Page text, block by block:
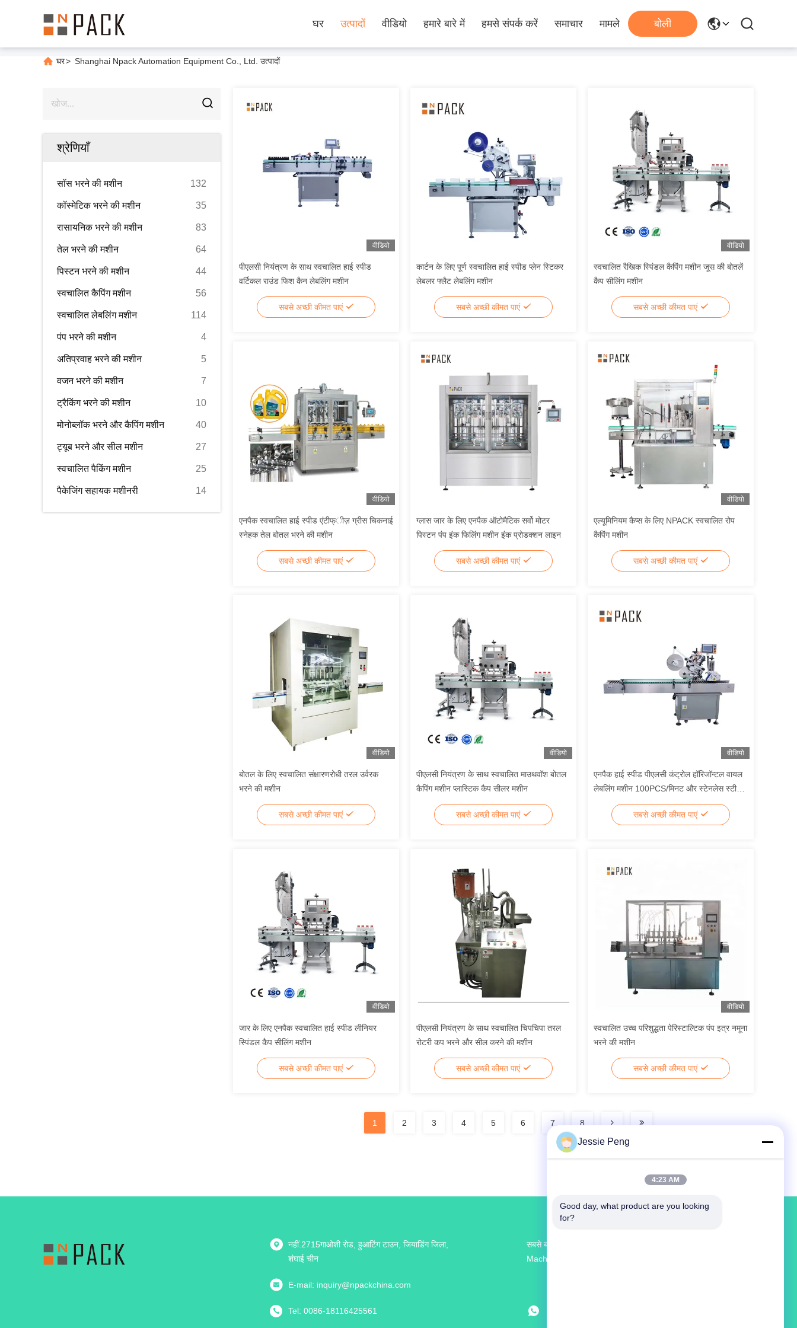
घर उत्पादों वीडियो हमारे बारे में हमसे संपर्क करें समाचार मामले बोली
घर> Shanghai Npack Automation Equipment Co., Ltd. उत्पादों
श्रेणियाँ
सॉस भरने की मशीन 132
कॉस्मेटिक भरने की मशीन 35
रासायनिक भरने की मशीन 83
तेल भरने की मशीन 64
पिस्टन भरने की मशीन 44
स्वचालित कैपिंग मशीन 56
स्वचालित लेबलिंग मशीन 114
पंप भरने की मशीन 4
अतिप्रवाह भरने की मशीन 5
वजन भरने की मशीन 7
ट्रैकिंग भरने की मशीन 10
मोनोब्लॉक भरने और कैपिंग मशीन 40
ट्यूब भरने और सील मशीन 27
स्वचालित पैकिंग मशीन 25
पैकेजिंग सहायक मशीनरी 14
वीडियो
पीएलसी नियंत्रण के साथ स्वचालित हाई स्पीड
वर्टिकल राउंड फिश कैन लेबलिंग मशीन
सबसे अच्छी कीमत पाएं
कार्टन के लिए पूर्ण स्वचालित हाई स्पीड प्लेन स्टिकर
लेबलर फ्लैट लेबलिंग मशीन
सबसे अच्छी कीमत पाएं
वीडियो
स्वचालित रैखिक स्पिंडल कैपिंग मशीन जूस की बोतलें
कैप सीलिंग मशीन
सबसे अच्छी कीमत पाएं
वीडियो
एनपैक स्वचालित हाई स्पीड एंटीफ्ीज़ ग्रीस चिकनाई
स्नेहक तेल बोतल भरने की मशीन
सबसे अच्छी कीमत पाएं
ग्लास जार के लिए एनपैक ऑटोमैटिक सर्वो मोटर
पिस्टन पंप इंक फिलिंग मशीन इंक प्रोडक्शन लाइन
सबसे अच्छी कीमत पाएं
वीडियो
एल्यूमिनियम कैप्स के लिए NPACK स्वचालित रोप
कैपिंग मशीन
सबसे अच्छी कीमत पाएं
वीडियो
बोतल के लिए स्वचालित संक्षारणरोधी तरल उर्वरक
भरने की मशीन
सबसे अच्छी कीमत पाएं
वीडियो
पीएलसी नियंत्रण के साथ स्वचालित माउथवॉश बोतल
कैपिंग मशीन प्लास्टिक कैप सीलर मशीन
सबसे अच्छी कीमत पाएं
वीडियो
एनपैक हाई स्पीड पीएलसी कंट्रोल हॉरिजॉन्टल वायल
लेबलिंग मशीन 100PCS/मिनट और स्टेनलेस स्टील
304/316 कंस्ट्रक्शन के साथ
सबसे अच्छी कीमत पाएं
वीडियो
जार के लिए एनपैक स्वचालित हाई स्पीड लीनियर
स्पिंडल कैप सीलिंग मशीन
सबसे अच्छी कीमत पाएं
पीएलसी नियंत्रण के साथ स्वचालित चिपचिपा तरल
रोटरी कप भरने और सील करने की मशीन
सबसे अच्छी कीमत पाएं
वीडियो
स्वचालित उच्च परिशुद्धता पेरिस्टाल्टिक पंप इत्र नमूना
भरने की मशीन
सबसे अच्छी कीमत पाएं
1 2 3 4 5 6 7 8
नहीं.2715गाओशी रोड, हुआटिंग टाउन, जियाडिंग जिला,
शंघाई चीन
E-mail: inquiry@npackchina.com
Tel: 0086-18116425561
सबसे बड़ा अनुसंधान एवं विकास और उत्पादन Sauce Filling
Machine चीन में आपूर्तिकर्ता
Jessie Peng
4:23 AM
Good day, what product are you looking
for?